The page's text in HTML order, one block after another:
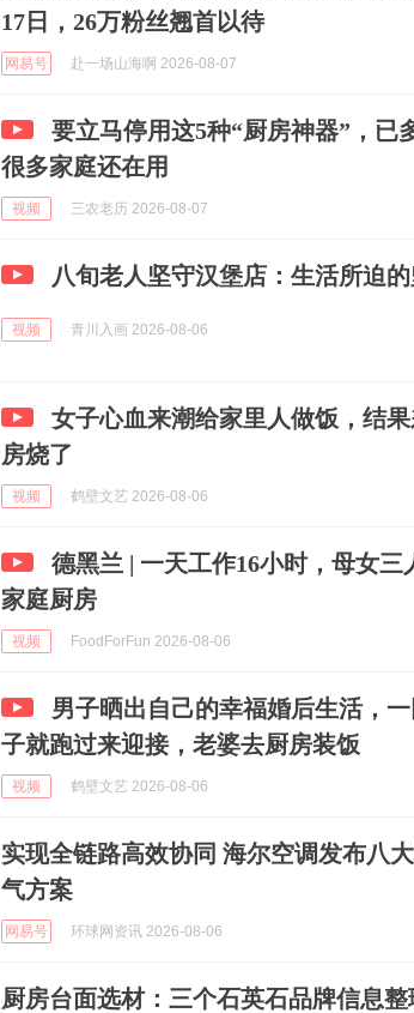
17日，26万粉丝翘首以待
网易号 赴一场山海啊 2026-08-07
要立马停用这5种“厨房神器”，已
很多家庭还在用
视频 三农老历 2026-08-07
八旬老人坚守汉堡店：生活所迫
视频 青川入画 2026-08-06
女子心血来潮给家里人做饭，结
房烧了
视频 鹤壁文艺 2026-08-06
德黑兰 | 一天工作16小时，母女三
家庭厨房
视频 FoodForFun 2026-08-06
男子晒出自己的幸福婚后生活，
子就跑过来迎接，老婆去厨房装饭
视频 鹤壁文艺 2026-08-06
实现全链路高效协同 海尔空调发布八
气方案
网易号 环球网资讯 2026-08-06
厨房台面选材：三个石英石品牌信息整